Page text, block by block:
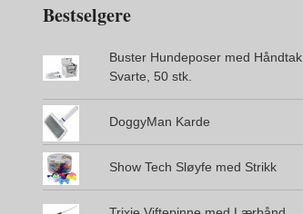
Bestselgere
Buster Hundeposer med Håndtak,
Svarte, 50 stk.
DoggyMan Karde
Show Tech Sløyfe med Strikk